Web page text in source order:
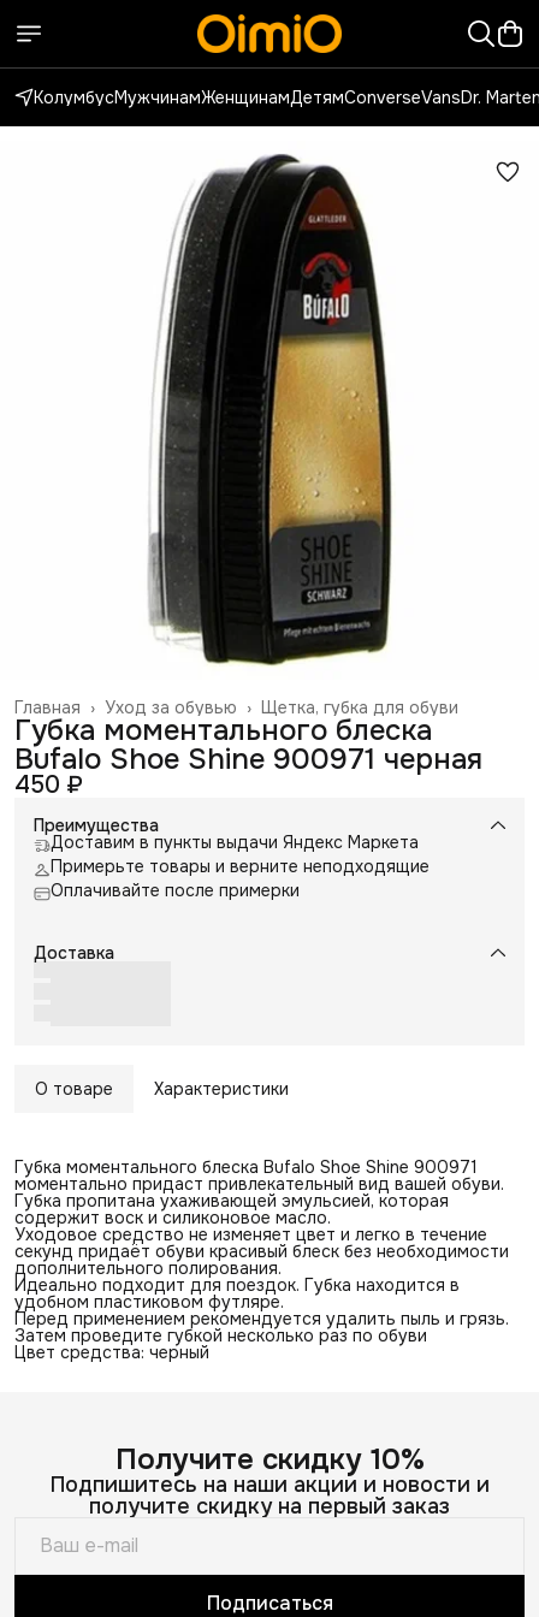
КолумбусМужчинамЖенщинамДетямConverseVansDr.
Щетка, губка для обуви
Уход за обувью ›
Главная ›
Губка моментального блеска
Bufalo Shoe Shine 900971 черная
450 ₽
Преимущества
Доставим в пункты выдачи Яндекс Маркета
Примерьте товары и верните неподходящие
Оплачивайте после примерки
Доставка
О товаре Характеристики
Губка моментального блеска Bufalo Shoe Shine 900971
моментально придаст привлекательный вид вашей обуви.
Губка пропитана ухаживающей эмульсией, которая
содержит воск и силиконовое масло.
Уходовое средство не изменяет цвет и легко в течение
секунд придаёт обуви красивый блеск без необходимости
дополнительного полирования.
Идеально подходит для поездок. Губка находится в
удобном пластиковом футляре.
Перед применением рекомендуется удалить пыль и грязь.
Затем проведите губкой несколько раз по обуви
Цвет средства: черный
Получите скидку 10%
Подпишитесь на наши акции и новости и
получите скидку на первый заказ
Подписаться